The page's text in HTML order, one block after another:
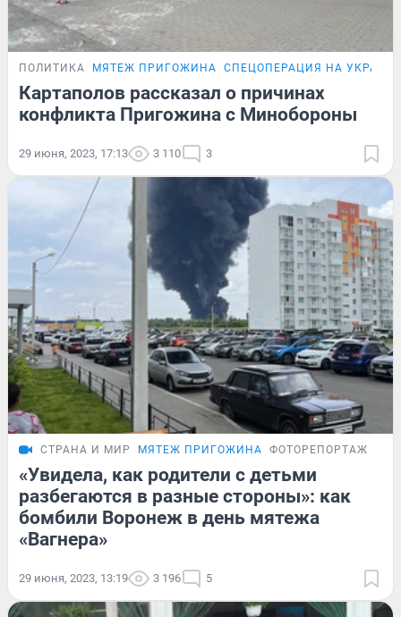
ПОЛИТИКА МЯТЕЖ ПРИГОЖИНА СПЕЦОПЕРАЦИЯ НА
Картаполов рассказал о причинах
конфликта Пригожина с Минобороны
29 июня, 2023, 17:13 3 110 3
СТРАНА И МИР МЯТЕЖ ПРИГОЖИНА ФОТОРЕПОРТАЖ
«Увидела, как родители с детьми
разбегаются в разные стороны»: как
бомбили Воронеж в день мятежа
«Вагнера»
29 июня, 2023, 13:19 3 196 5